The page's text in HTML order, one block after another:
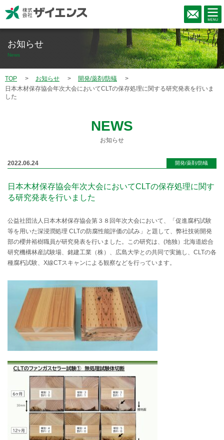
お知らせ
News
TOP お知らせ
開発/薬剤/防蟻
日本木材保存協会年次大会においてCLTの保存処理に関する研究発表を行いま
した
NEWS
お知らせ
2022.06.24 開発/薬剤/防蟻
日本木材保存協会年次大会においてCLTの保存処理に関す
る研究発表を行いました
公益社団法人日本木材保存協会第３８回年次大会において、「促進腐朽試験
等を用いた深浸潤処理 CLTの防腐性能評価の試み」と題して、弊社技術開発
部の櫻井裕樹職員が研究発表を行いました。この研究は、(地独）北海道総合
研究機構林産試験場、銘建工業（株）、広島大学との共同で実施し、CLTの各
種腐朽試験、X線CTスキャンによる観察などを行っています。